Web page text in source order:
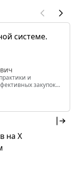
системе.
и
закупок
на X